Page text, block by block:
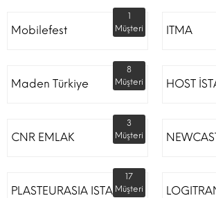
Mobilefest
1
Müşteri
ITMA
Maden Türkiye
8
Müşteri
HOST
CNR EMLAK
3
Müşteri
PLASTEURASIA ISTANBUL
17
Müşteri